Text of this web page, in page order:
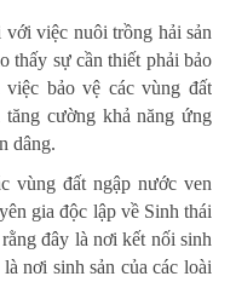
việc nuôi trồng hải sản
thấy sự cần thiết phải bảo
bảo vệ các vùng đất
cường khả năng ứng
dâng.
vùng đất ngập nước ven
gia độc lập về Sinh thái
đây là nơi kết nối sinh
nơi sinh sản của các loài